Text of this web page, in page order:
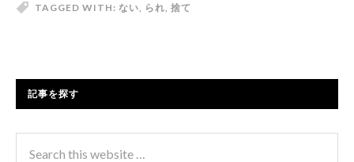
TAGGED WITH: ない られ 捨て
記事を探す